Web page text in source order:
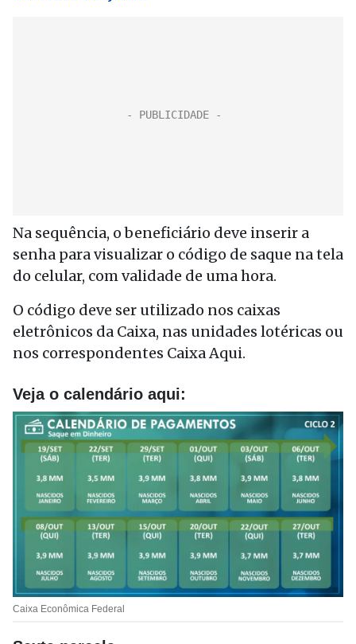
Na sequência, o beneficiário deve inserir a
senha para visualizar o código de saque na tela
do celular, com validade de uma hora.
O código deve ser utilizado nos caixas
eletrônicos da Caixa, nas unidades lotéricas ou
nos correspondentes Caixa Aqui.
Veja o calendário aqui:
Caixa Econômica Federal